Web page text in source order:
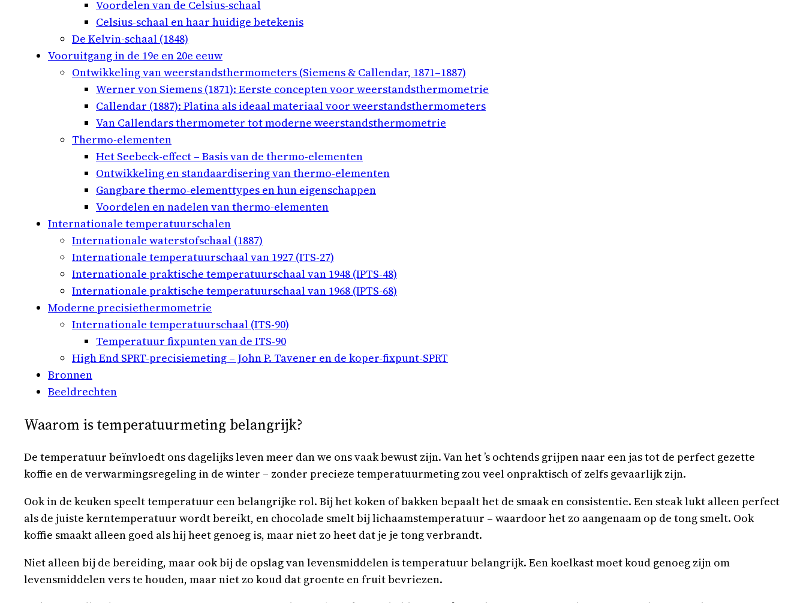
Voordelen van de Celsius-schaal
Celsius-schaal en haar huidige betekenis
De Kelvin-schaal (1848)
Vooruitgang in de 19e en 20e eeuw
Ontwikkeling van weerstandsthermometers (Siemens & Callendar, 1871–1887)
Werner von Siemens (1871): Eerste concepten voor weerstandsthermometrie
Callendar (1887): Platina als ideaal materiaal voor weerstandsthermometers
Van Callendars thermometer tot moderne weerstandsthermometrie
Thermo-elementen
Het Seebeck-effect – Basis van de thermo-elementen
Ontwikkeling en standaardisering van thermo-elementen
Gangbare thermo-elementtypes en hun eigenschappen
Voordelen en nadelen van thermo-elementen
Internationale temperatuurschalen
Internationale waterstofschaal (1887)
Internationale temperatuurschaal van 1927 (ITS-27)
Internationale praktische temperatuurschaal van 1948 (IPTS-48)
Internationale praktische temperatuurschaal van 1968 (IPTS-68)
Moderne precisiethermometrie
Internationale temperatuurschaal (ITS-90)
Temperatuur fixpunten van de ITS-90
High End SPRT-precisiemeting – John P. Tavener en de koper-fixpunt-SPRT
Bronnen
Beeldrechten
Waarom is temperatuurmeting belangrijk?
De temperatuur beïnvloedt ons dagelijks leven meer dan we ons vaak bewust zijn. Van het ’s ochtends grijpen naar een jas tot de perfect gezette
koffie en de verwarmingsregeling in de winter – zonder precieze temperatuurmeting zou veel onpraktisch of zelfs gevaarlijk zijn.
Ook in de keuken speelt temperatuur een belangrijke rol. Bij het koken of bakken bepaalt het de smaak en consistentie. Een steak lukt alleen perfect
als de juiste kerntemperatuur wordt bereikt, en chocolade smelt bij lichaamstemperatuur – waardoor het zo aangenaam op de tong smelt. Ook
koffie smaakt alleen goed als hij heet genoeg is, maar niet zo heet dat je je tong verbrandt.
Niet alleen bij de bereiding, maar ook bij de opslag van levensmiddelen is temperatuur belangrijk. Een koelkast moet koud genoeg zijn om
levensmiddelen vers te houden, maar niet zo koud dat groente en fruit bevriezen.